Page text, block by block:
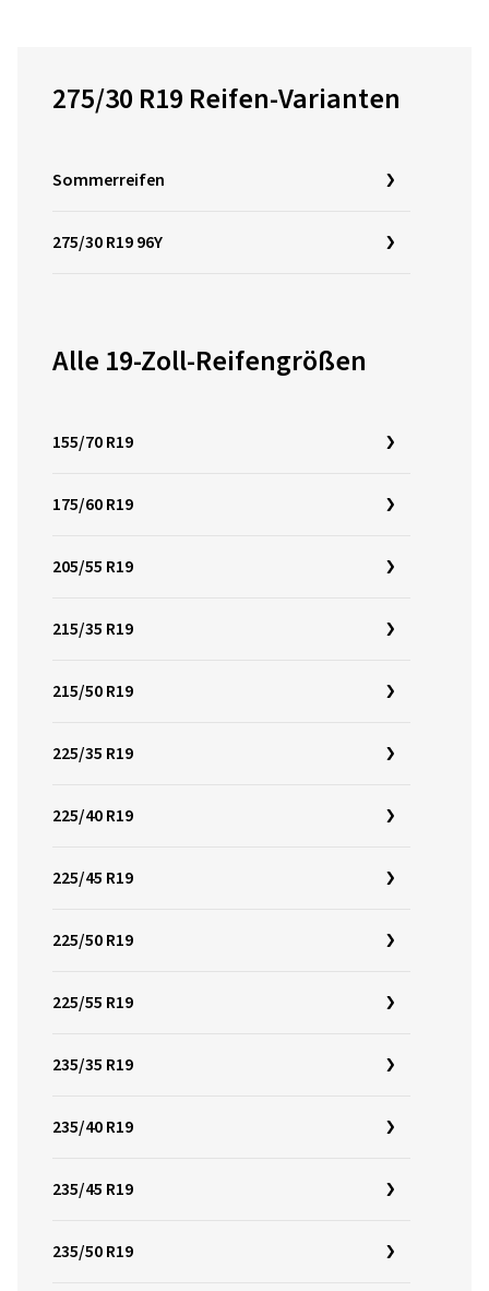
275/30 R19 Reifen-Varianten
Sommerreifen
275/30 R19 96Y
Alle 19-Zoll-Reifengrößen
155/70 R19
175/60 R19
205/55 R19
215/35 R19
215/50 R19
225/35 R19
225/40 R19
225/45 R19
225/50 R19
225/55 R19
235/35 R19
235/40 R19
235/45 R19
235/50 R19